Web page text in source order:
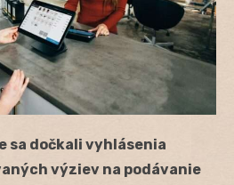
sa dočkali vyhlásenia
výziev na podávanie